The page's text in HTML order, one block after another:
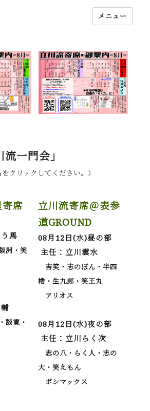
メニュー
流一門会」
クリックしてください。）
席
馬
洲・笑
談寛・
立川流寄席＠表参
道GROUND
08月12日(水)昼の部
主任：立川雲水
吉笑・志のぽん・半四
楼・生九郎・笑王丸
アリオス
08月12日(水)夜の部
主任：立川らく次
志の八・らく人・志の
大・笑えもん
ボシマックス